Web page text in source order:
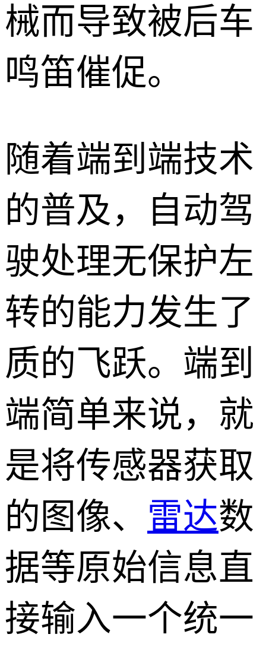
械而导致被后车
鸣笛催促。
随着端到端技术
的普及，自动驾
驶处理无保护左
转的能力发生了
质的飞跃。端到
端简单来说，就
是将传感器获取
的图像、 雷达数
据等原始信息直
接输入一个统一